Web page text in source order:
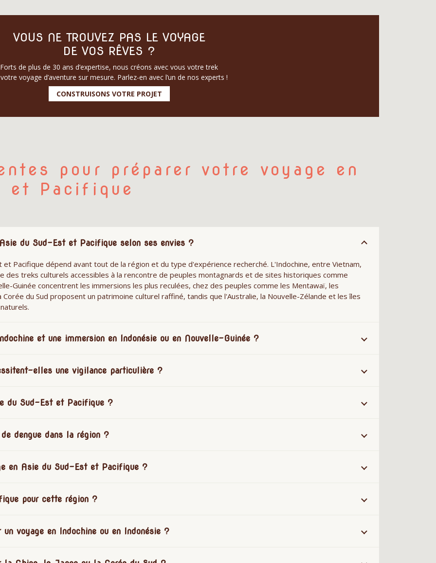
VOUS NE TROUVEZ PAS LE VOYAGE
DE VOS RÊVES ?
Forts de plus de 30 ans d’expertise, nous créons avec vous votre trek
voyage d’aventure sur mesure. Parlez-en avec l’un de nos experts !
CONSTRUISONS VOTRE PROJET
pour préparer votre voyage en
et Pacifique
du Sud-Est et Pacifique selon ses envies ?
et Pacifique dépend avant tout de la région et du type d'expérience recherché. L'Indochine, entre Vietnam,
des treks culturels accessibles à la rencontre de peuples montagnards et de sites historiques comme
Guinée concentrent les immersions les plus reculées, chez des peuples comme les Mentawaï, les
Corée du Sud proposent un patrimoine culturel raffiné, tandis que l'Australie, la Nouvelle-Zélande et les îles
et une immersion en Indonésie ou en Nouvelle-Guinée ?
elles une vigilance particulière ?
du Sud-Est et Pacifique ?
dengue dans la région ?
en Asie du Sud-Est et Pacifique ?
pour cette région ?
voyage en Indochine ou en Indonésie ?